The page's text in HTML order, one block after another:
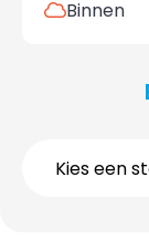
Binnen
Kies een